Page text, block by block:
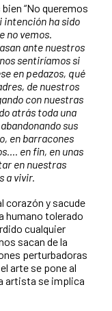
“No queremos
intención ha sido
no vemos.
ante nuestros
sentiríamos si
en pedazos, qué
de nuestros
con nuestras
atrás toda una
sus
en barracones
en fin, en unas
en nuestras
a vivir.
corazón y sacude
humano tolerado
cualquier
sacan de la
perturbadoras
arte se pone al
artista se implica